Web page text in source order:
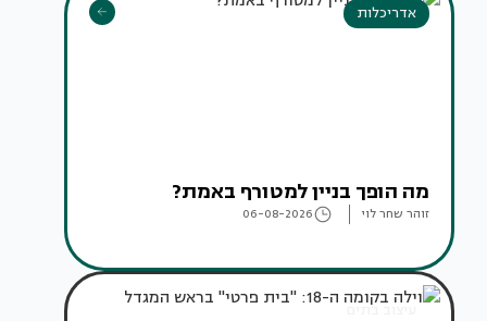
אדריכלות
מה הופך בניין למטורף באמת?
זוהר שחר לוי 06-08-2026
עיצוב בתים